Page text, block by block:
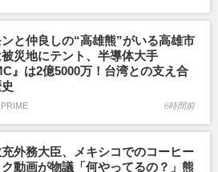
ンと仲良しの“高雄熊”がいる高雄市
災地にテント、半導体大手
』は2億5000万！台湾との支え合
6時間前
外務大臣、メキシコでのコーヒー
動画が物議「何やってるの？」熊